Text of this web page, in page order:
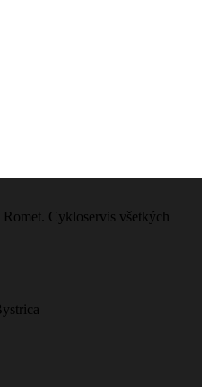
Cykloservis všetkých